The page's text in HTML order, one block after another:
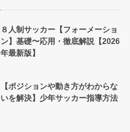
８人制サッカー【フォーメーショ
ン】基礎〜応用・徹底解説【2026
年最新版】
【ポジションや動き方がわからな
いを解決】少年サッカー指導方法